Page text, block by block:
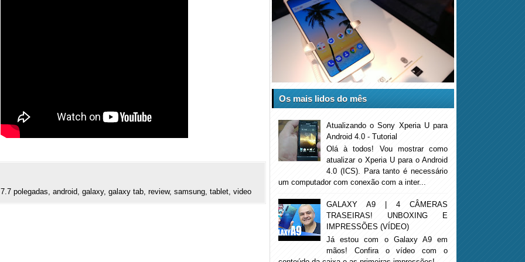
Os mais lidos do mês
Atualizando o Sony Xperia U para
Android 4.0 - Tutorial
Olá à todos! Vou mostrar como
atualizar o Xperia U para o Android
4.0 (ICS). Para tanto é necessário
um computador com conexão com a inter...
GALAXY A9 | 4 CÂMERAS
TRASEIRAS! UNBOXING E
IMPRESSÕES (VÍDEO)
Já estou com o Galaxy A9 em
mãos! Confira o vídeo com o
7.7 polegadas, android, galaxy, galaxy tab, review, samsung, tablet, video